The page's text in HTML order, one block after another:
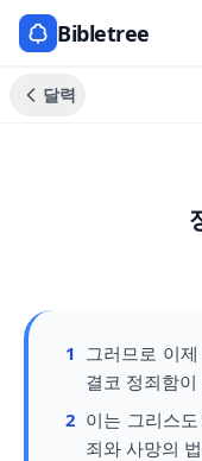
Bibletree
달력
1 그러므로 이
결코 정죄함이
2 이는 그리스
죄와 사망의